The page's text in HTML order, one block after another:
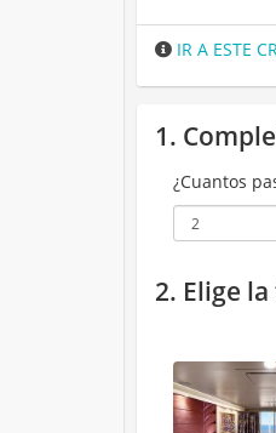
IR A ESTE
1.
¿Cuantos
2. Elige